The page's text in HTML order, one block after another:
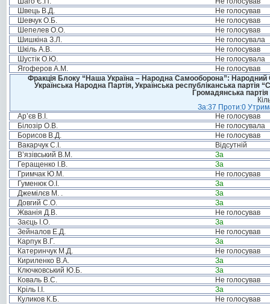
Швець В.Д.
Не голосував
Шевчук О.Б.
Не голосував
Шепелев О.О.
Не голосував
Шишкіна З.Л.
Не голосувала
Шкіль А.В.
Не голосував
Шустік О.Ю.
Не голосувала
Ягоферов А.М.
Не голосував
Фракція Блоку “Наша Україна – Народна Самооборона”: Народний
Українська Народна Партія, Українська республіканська
Громадянська
За:37 Проти:0
Ар’єв В.І.
Не голосував
Білозір О.В.
Не голосувала
Борисов В.Д.
Не голосував
Вакарчук С.І.
Відсутній
В’язівський В.М.
За
Геращенко І.В.
За
Гримчак Ю.М.
Не голосував
Гуменюк О.І.
За
Джемілєв М. .
За
Довгий С.О.
За
Жванія Д.В.
Не голосував
Заєць І.О.
За
Зейналов Е.Д.
Не голосував
Карпук В.Г.
За
Катеринчук М.Д.
Не голосував
Кириленко В.А.
За
Ключковський Ю.Б.
За
Коваль В.С.
Не голосував
Кріль І.І.
За
Куликов К.Б.
Не голосував